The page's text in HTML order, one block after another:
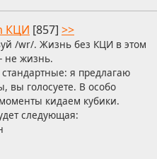
КЦИ [857] >>
/wr/. Жизнь без КЦИ в этом
не жизнь.
я предлагаю
вы голосуете. В особо
кидаем кубики.
следующая: